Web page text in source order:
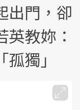
出門，卻
教妳：
獨」